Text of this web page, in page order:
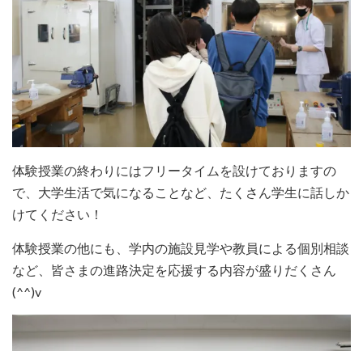
体験授業の終わりにはフリータイムを設けておりますの
で、大学生活で気になることなど、たくさん学生に話しか
けてください！
体験授業の他にも、学内の施設見学や教員による個別相談
など、皆さまの進路決定を応援する内容が盛りだくさん
(^^)v